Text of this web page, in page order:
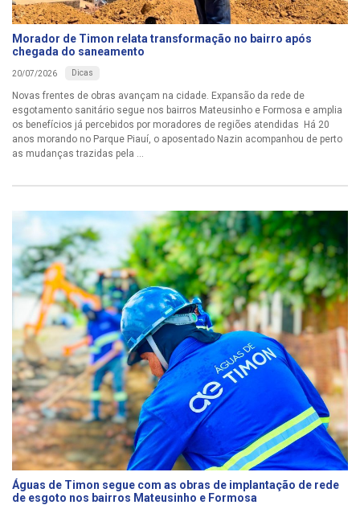
Morador de Timon relata transformação no bairro após
chegada do saneamento
20/07/2026 Dicas
Novas frentes de obras avançam na cidade. Expansão da rede de
esgotamento sanitário segue nos bairros Mateusinho e Formosa e amplia
os benefícios já percebidos por moradores de regiões atendidas Há 20
anos morando no Parque Piauí, o aposentado Nazin acompanhou de perto
as mudanças trazidas pela ...
Águas de Timon segue com as obras de implantação de rede
de esgoto nos bairros Mateusinho e Formosa